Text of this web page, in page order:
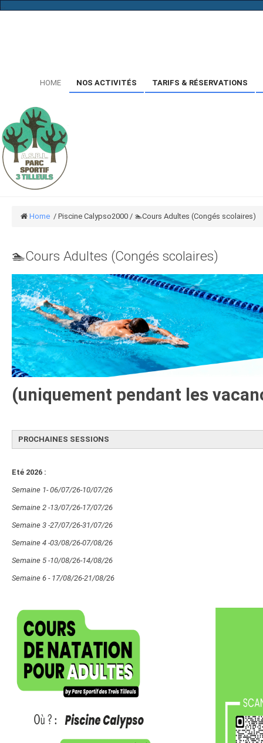
...
HOME NOS ACTIVITÉS TARIFS & RÉSERVATIONS
Home / Piscine Calypso2000 / 🏊‍Cours Adultes (Congés scolaires)
🏊‍Cours Adultes (Congés scolaires)
(uniquement pendant les
PROCHAINES SESSIONS
Eté 2026 :
Semaine 1- 06/07/26-10/07/26
Semaine 2 -13/07/26-17/07/26
Semaine 3 -27/07/26-31/07/26
Semaine 4 -03/08/26-07/08/26
Semaine 5 -10/08/26-14/08/26
Semaine 6 - 17/08/26-21/08/26